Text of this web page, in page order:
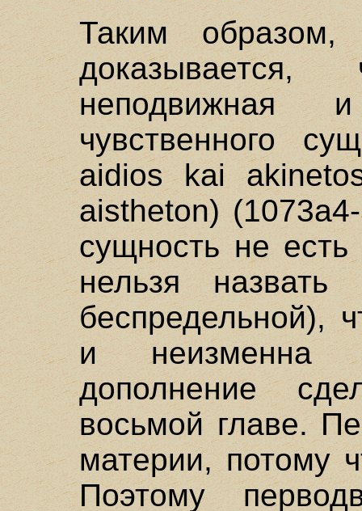
Таким образом,
неподвижная
чувственного
aidios kai
aistheton)
сущность не
нельзя
беспредельной),
и неизменна
дополнение
восьмой главе.
материи, потому
Поэтому